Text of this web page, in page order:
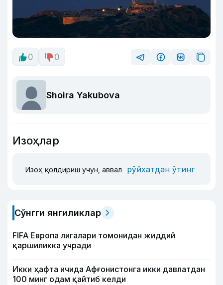
0 0
Shoira Yakubova
Изоҳлар
Изоҳ қолдириш учун, аввал рўйхатдан ўтинг
Сўнгги янгиликлар
FIFA Европа лигалари томонидан жиддий
қаршиликка учради
Икки ҳафта ичида Афғонистонга икки давлатдан
100 минг одам қайтиб келди